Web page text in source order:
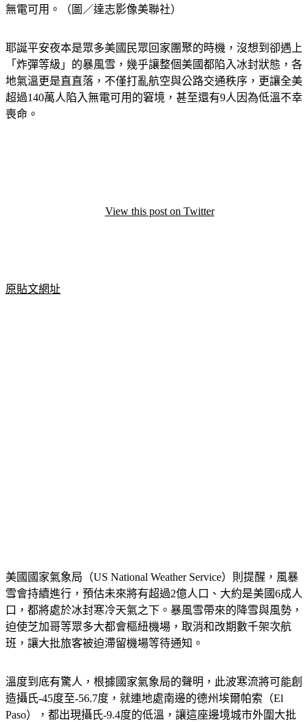
無電可用。（圖／達志影像美聯社）
耶誕平安夜本是眾多美國民眾回家團聚的時機，沒想到卻遇上
「炸彈等級」的暴風雪，幾乎讓整個美國都陷入冰封狀態，各
地氣溫更是直直落，不僅打亂航空與公路交通秩序，更讓全美
超過140萬人陷入無電可用的窘境，甚至還有9人因為低溫不幸
喪命。
View this post on Twitter
原貼文網址
美國國家氣象局（US National Weather Service）則提醒，風暴
雪會持續進行，預估未來將有超過2億人口、大約是美國6成人
口，都將處於冰封寒冷天氣之下。暴風雪帶來的降雪與風勢，
迫使芝加哥等眾多大都會樞紐機場，取消和改期數千架次航
班，讓大批旅客被迫滯留機場等待通知。
溫度到底有驚人，根據國家氣象局的聲明，此波寒流將可能創
造攝氏-45度至-56.7度，就連地處南邊的德州埃爾帕索（El
Paso），都出現攝氏-9.4度的低溫，讓這座邊境城市外圍大批